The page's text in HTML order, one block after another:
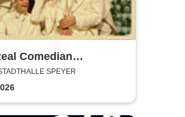
Comedian
- Die
- Hell ist die
SPEYER